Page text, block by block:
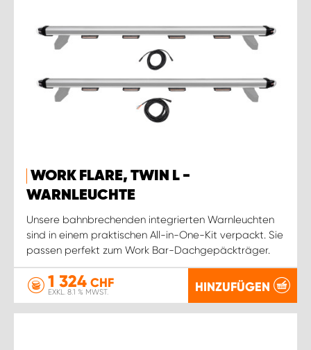
WORK FLARE, TWIN L -
WARNLEUCHTE
Unsere bahnbrechenden integrierten Warnleuchten
sind in einem praktischen All-in-One-Kit verpackt. Sie
passen perfekt zum Work Bar-Dachgepäckträger.
1 324 CHF
EXKL. 8.1 % MWST. HINZUFÜGEN